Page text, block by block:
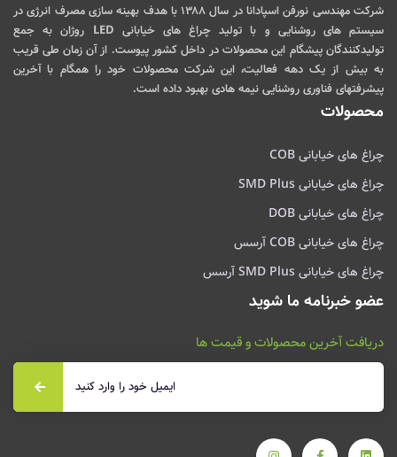
شرکت مهندسی نورفن اسپادانا در سال ۱۳۸۸ با هدف بهینه سازی مصرف انرژی در
سیستم های روشنایی و با تولید چراغ های خیابانی LED روژان به جمع
تولیدکنندگان پیشگام این محصولات در داخل کشور پیوست. از آن زمان طی قریب
به بیش از یک دهه فعالیت، این شرکت محصولات خود را همگام با آخرین
پیشرفتهای فناوری روشنایی نیمه هادی بهبود داده است.
محصولات
چراغ های خیابانی COB
چراغ های خیابانی SMD Plus
چراغ های خیابانی DOB
چراغ های خیابانی COB آرسس
چراغ های خیابانی SMD Plus آرسس
عضو خبرنامه ما شوید
دریافت آخرین محصولات و قیمت ها